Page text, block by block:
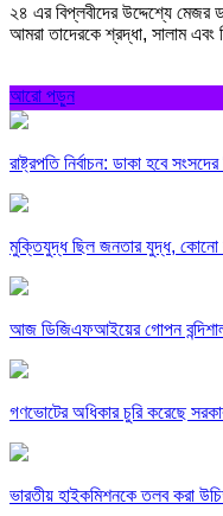
২৪ এর বিপ্লবীদের উদ্দেশ্যে
আমরা তাদেরকে শ্রদ্ধা, সালাম এবং
আরো পড়ুন
রাষ্ট্রপতি নির্বাচন: ডাকা হবে
মুক্তিযুদ্ধ ছিল জনতার যুদ্ধ, কোনো
আজ ডিজিএফআইয়ের গোপন
গণভোটের অধিকার চুরি করেছে
ভারতীয় হাইকমিশনকে তলব করা